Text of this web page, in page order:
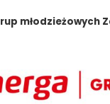
młodzieżowych